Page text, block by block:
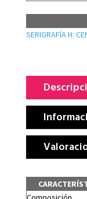
SERIGRAFÍA H: